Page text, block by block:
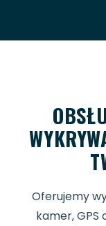
Oferujemy
kamer, GPS